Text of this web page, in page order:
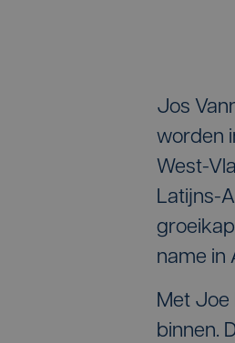
Jos
worden
West-
Latijns-
name in
Met Joe
binnen.